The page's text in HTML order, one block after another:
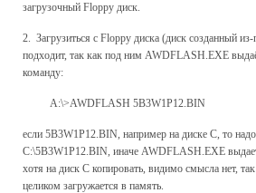
загрузочный Floppy диск.
2. Загрузиться с Floppy диска (диск созданный
подходит, так как под ним AWDFLASH.EXE
команду:
A:\>AWDFLASH 5B3W1P12.BIN
если 5B3W1P12.BIN, например на диске С, то
C:\5B3W1P12.BIN, иначе AWDFLASH.EXE
хотя на диск C копировать, видимо смысла нет,
целиком загружается в память.